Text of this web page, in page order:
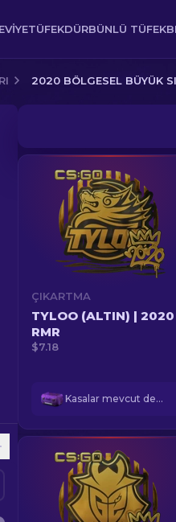
TÜFEKDÜRBÜNLÜ TÜFEK
2020 BÖLGESEL BÜYÜK
ÇIKARTMA
TYLOO (ALTIN) | 2020
RMR
$7.18
Kasalar mevcut değil